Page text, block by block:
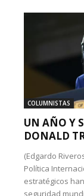
COLUMNISTAS
UN AÑO Y
DONALD
(Edgardo
Política
estratégicos
seguridad